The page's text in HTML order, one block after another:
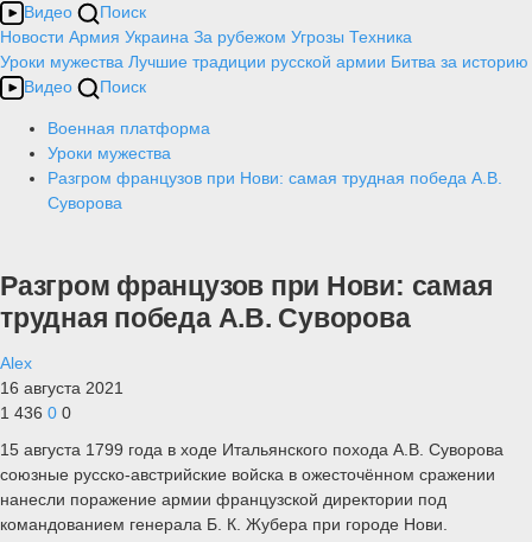
Видео
Поиск
Новости Армия Украина За рубежом Угрозы Техника
Уроки мужества Лучшие традиции русской армии Битва за историю
Видео
Поиск
Военная платформа
Уроки мужества
Разгром французов при Нови: самая трудная победа А.В.
Суворова
Разгром французов при Нови: самая
трудная победа А.В. Суворова
Alex
16 августа 2021
1 436 0 0
15 августа 1799 года в ходе Итальянского похода А.В. Суворова
союзные русско-австрийские войска в ожесточённом сражении
нанесли поражение армии французской директории под
командованием генерала Б. К. Жубера при городе Нови.